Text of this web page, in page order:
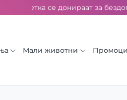
сметка се донираат за
Мали животни